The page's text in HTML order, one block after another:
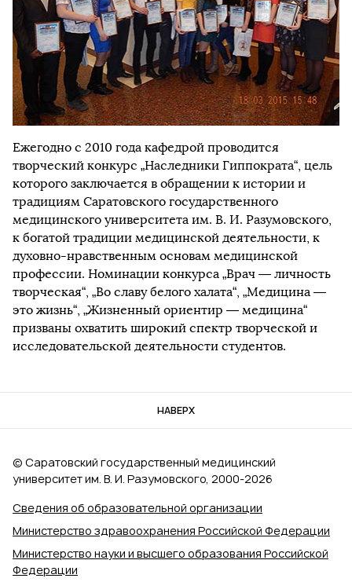
Ежегодно с 2010 года кафедрой проводится
творческий конкурс „Наследники Гиппократа“, цель
которого заключается в обращении к истории и
традициям Саратовского государственного
медицинского университета им. В. И. Разумовского,
к богатой традиции медицинской деятельности, к
духовно-нравственным основам медицинской
профессии. Номинации конкурса „Врач — личность
творческая“, „Во славу белого халата“, „Медицина —
это жизнь“, „Жизненный ориентир — медицина“
призваны охватить широкий спектр творческой и
исследовательской деятельности студентов.
НАВЕРХ
Сведения об образовательной организации
Министерство здравоохранения Российской Федерации
Министерство науки и высшего образования Российской
Федерации
© Саратовский государственный медицинский
университет им. В. И. Разумовского, 2000‑2026